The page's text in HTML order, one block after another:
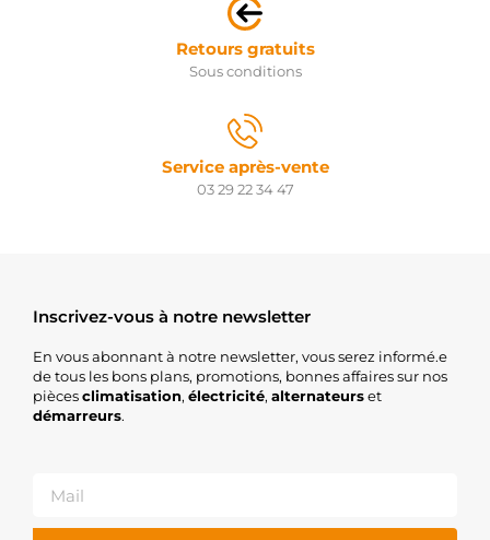
Retours gratuits
Sous conditions
Service après-vente
03 29 22 34 47
Inscrivez-vous à notre newsletter
En vous abonnant à notre newsletter, vous serez informé.e
de tous les bons plans, promotions, bonnes affaires sur nos
piècesclimatisation, électricité, alternateurset
démarreurs.